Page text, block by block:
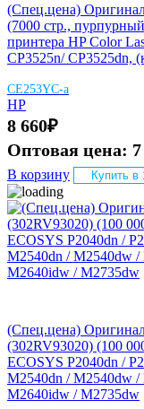
(Спец.цена)
(7000 стр.,
принтера HP Color
CP3525n/ CP3525dn,
CE253YC-а
HP
8 660₽
Оптовая цена:
В корзину Купить в
(Спец.цена)
(302RV93020) (100
ECOSYS P2040dn /
M2540dn / M2540dw
M2640idw / M2735dw